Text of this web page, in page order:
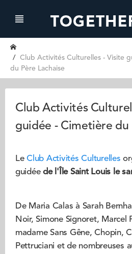
Club Activités Culturelles - Visite
du Père Lachaise
Club Activités
guidée - Cimetière du
LeClub Activités Culturelles
guidéede l'Île Saint Louis le
De Maria Calas à Sarah
Noir, Simone Signoret, Marcel
madame Sans Gêne, Chopin,
Pettruciani et de nombreuses